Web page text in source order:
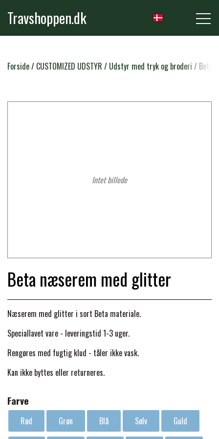
Travshoppen.dk
NYHEDER
HEST
BANDAGER & BENBESKYTTELSE
PLEJE & STALD
TILSKUD & VITAMINER
LONGERING
RIDEBUKSER & LEGGINS
SKO & STØVLER
PISKE & SPORER
HJELME
SIKKERHEDSVESTE
HANDSKER
PLEJE & STALD
SÅRPLEJE & STALDAPOTEK
SHAMPOO & SHINER
HOVPLEJE
LÆDER & UDSTYRSPLEJE
KLIPPEMASKINER & STØVSUGERE
SEJRSDÆKKENER
TRAVUDSTYR MED NAVN
GRIMER & TRÆKTOV
SELER & TILBEHØR
GAMSCHER & BANDAGER
KRAFFT FODER
PREMIER EQUINE
PREMIER EQUINE REGN - &
OVERGANGSDÆKKEN
PREMIER EQUINE VINTERDÆKKEN
PREMIER EQUINE STALDDÆKKEN
OUTLET
BRANDS
ANIMALINTEX®
Forside CUSTOMIZED UDSTYR Udstyr med tryk og broderi Beta
Intet billede
Beta næserem med glitter
Næserem med glitter i sort Beta materiale.
Speciallavet vare - leveringstid 1-3 uger.
Rengøres med fugtig klud - tåler ikke vask.
Kan ikke byttes eller returneres.
Farve
Rød Grøn Blå Sølv Guld